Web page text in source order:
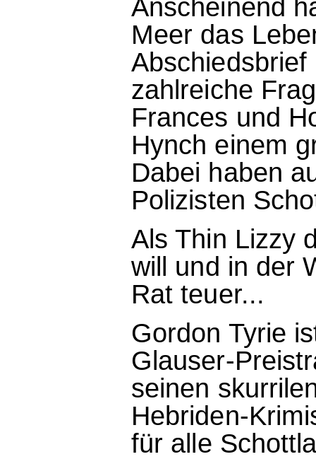
Anscheinend
Meer das
zahlreiche
Frances und
Hynch einem
Dabei haben
Polizisten
Als Thin Lizzy
will und in der
Rat teuer...
Gordon Tyrie
Glauser-
seinen
Hebriden-
für alle